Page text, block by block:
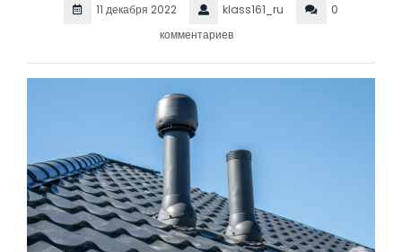
11 декабря 2022 klass161_ru
0
комментариев